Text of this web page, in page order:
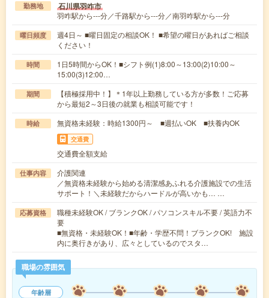
勤務地 石川県羽咋市
羽咋駅から---分／千路駅から---分／南羽咋駅から---分
曜日頻度
週4日～ ■曜日固定の相談OK！ ■希望の曜日があればご相談
ください！
時間
1日5時間からOK！■シフト例(1)8:00～13:00(2)10:00～
15:00(3)12:00…
期間
【積極採用中！】＊1年以上勤務している方が多数！ご応募
から最短2～3日後の就業も相談可能です！
時給 無資格未経験：時給1300円～ ■週払いOK ■扶養内OK
交通費
交通費全額支給
仕事内容
介護関連
／無資格未経験から始める清潔感あふれる介護施設での生活
サポート！＼未経験だからハードルが高いかも… …
応募資格
職種未経験OK / ブランクOK / パソコンスキル不要 / 英語力不
要
■無資格・未経験OK！■年齢・学歴不問！ブランクOK! 施設
内に奥行きがあり、広々としているのでスタ…
職場の雰囲気
年齢層